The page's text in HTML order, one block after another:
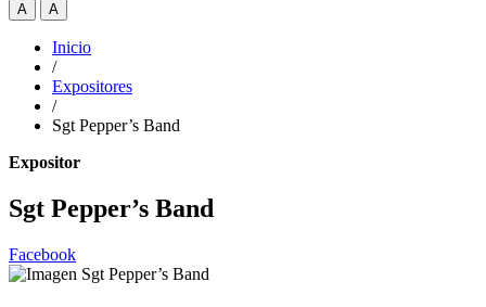
A A
Inicio
/
Expositores
/
Sgt Pepper’s Band
Expositor
Sgt Pepper’s Band
Facebook